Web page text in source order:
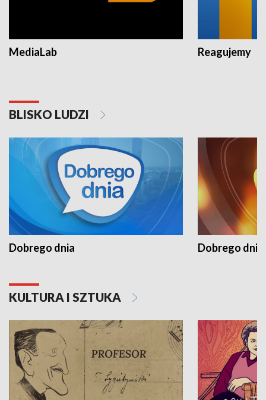
MediaLab Reagujemy
BLISKO LUDZI
Dobrego dnia Dobrego dnia
KULTURA I SZTUKA